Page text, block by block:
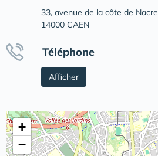
33, avenue de la côte de Nacre
14000 CAEN
Téléphone
Afficher
+
−